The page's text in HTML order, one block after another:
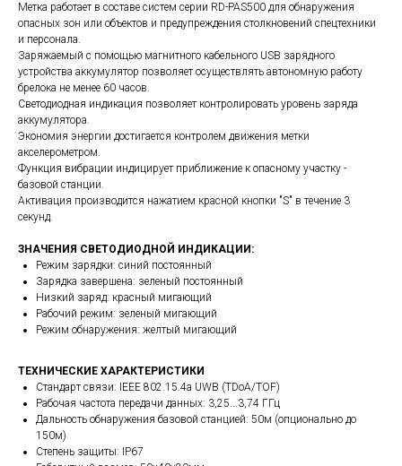
Метка работает в составе систем серии RD-PAS500 для обнаружения
опасных зон или объектов и предупреждения столкновений спецтехники
и персонала.
Заряжаемый с помощью магнитного кабельного USB зарядного
устройства аккумулятор позволяет осуществлять автономную работу
брелока не менее 60 часов.
Светодиодная индикация позволяет контролировать уровень заряда
аккумулятора.
Экономия энергии достигается контролем движения метки
акселерометром.
Функция вибрации индицирует приближение к опасному участку -
базовой станции.
Активация производится нажатием красной кнопки "S" в течение 3
секунд.
ЗНАЧЕНИЯ СВЕТОДИОДНОЙ ИНДИКАЦИИ:
Режим зарядки: синий постоянный
Зарядка завершена: зеленый постоянный
Низкий заряд: красный мигающий
Рабочий режим: зеленый мигающий
Режим обнаружения: желтый мигающий
ТЕХНИЧЕСКИЕ ХАРАКТЕРИСТИКИ
Стандарт связи: IEEE 802.15.4a UWB (TDoA/TOF)
Рабочая частота передачи данных: 3,25...3,74 ГГц
Дальность обнаружения базовой станцией: 50м (опционально до
150м)
Степень защиты: IP67